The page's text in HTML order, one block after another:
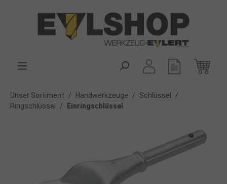
Unser Sortiment / Handwerkzeuge / Schlüssel
/
Ringschlüssel
/ Einringschlüssel